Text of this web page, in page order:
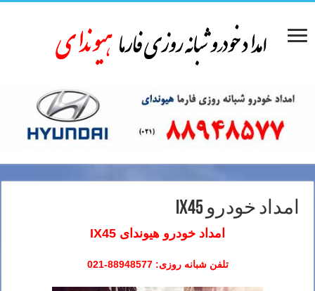
امداد خودرو IX45
امداد خودرو هیوندای IX45
تلفن شبانه روزی: 88948577-021